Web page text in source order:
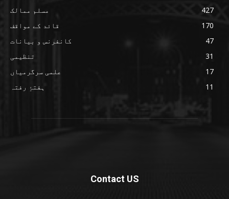
مسلم ممالک
427
قائد کے مواقف
170
کانفرنس و بیانات
47
تنظیمی
31
علمی سرگرمیاں
17
ہفتۂِ رفتہ
11
Contact US